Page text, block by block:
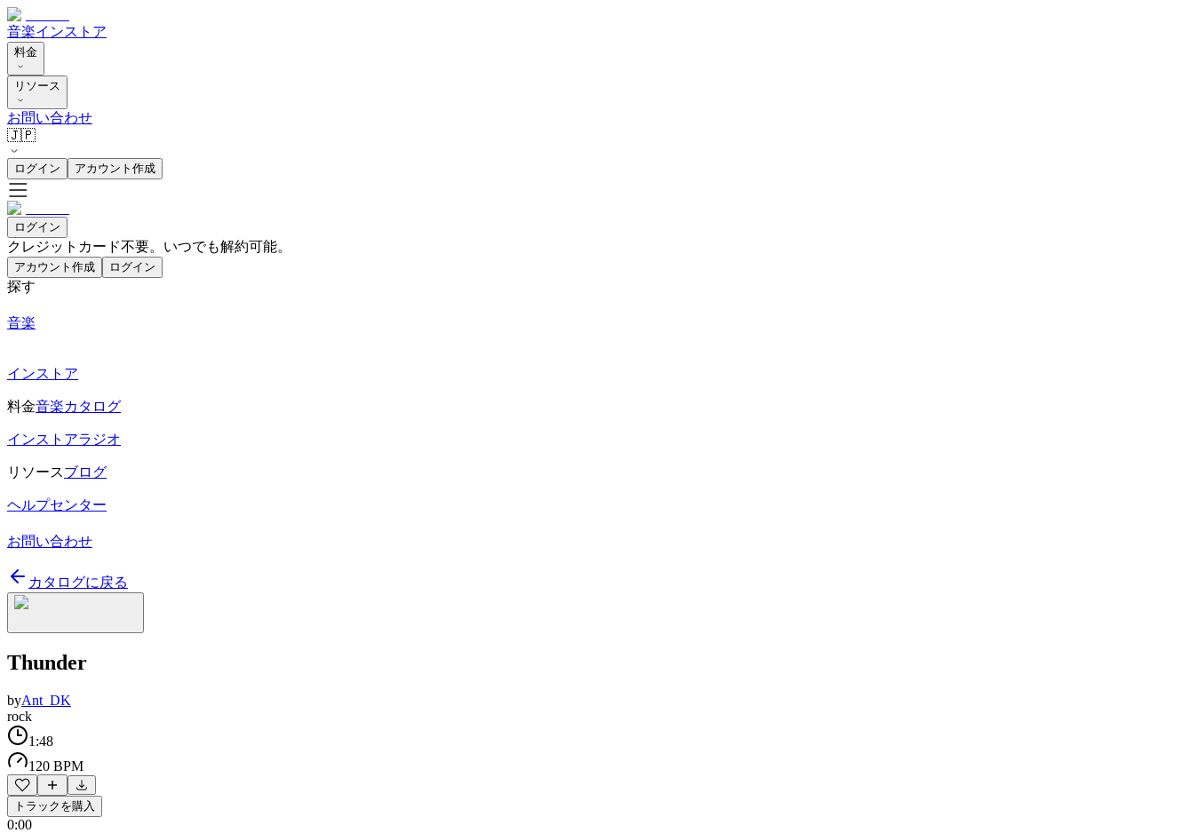
音楽インストア
料金
リソース
お問い合わせ
🇯🇵
ログイン アカウント作成
ログイン
クレジットカード不要。いつでも解約可能。
アカウント作成 ログイン
探す
音楽
インストア
料金音楽カタログ
インストアラジオ
リソースブログ
ヘルプセンター
お問い合わせ
カタログに戻る
Thunder
byAnt_DK
rock
1:48
120 BPM
トラックを購入
0:00